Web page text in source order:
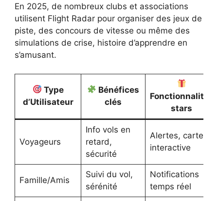
En 2025, de nombreux clubs et associations
utilisent Flight Radar pour organiser des jeux de
piste, des concours de vitesse ou même des
simulations de crise, histoire d’apprendre en
s’amusant.
Type
d’Utilisateur
Bénéfices
clés
Fonctionnalités
stars
Voyageurs
Info vols en
retard,
sécurité
Alertes, carte
interactive
Famille/Amis
Suivi du vol,
sérénité
Notifications
temps réel